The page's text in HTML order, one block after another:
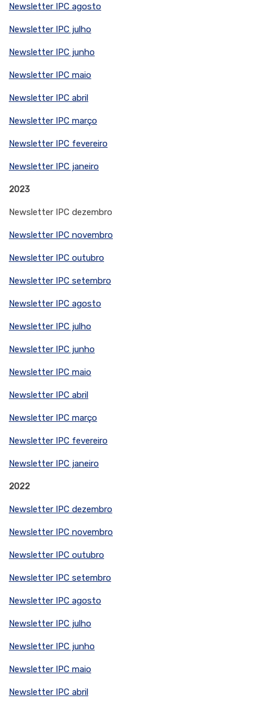
Newsletter IPC agosto
Newsletter IPC julho
Newsletter IPC junho
Newsletter IPC maio
Newsletter IPC abril
Newsletter IPC março
Newsletter IPC fevereiro
Newsletter IPC janeiro
2023
Newsletter IPC dezembro
Newsletter IPC novembro
Newsletter IPC outubro
Newsletter IPC setembro
Newsletter IPC agosto
Newsletter IPC julho
Newsletter IPC junho
Newsletter IPC maio
Newsletter IPC abril
Newsletter IPC março
Newsletter IPC fevereiro
Newsletter IPC janeiro
2022
Newsletter IPC dezembro
Newsletter IPC novembro
Newsletter IPC outubro
Newsletter IPC setembro
Newsletter IPC agosto
Newsletter IPC julho
Newsletter IPC junho
Newsletter IPC maio
Newsletter IPC abril